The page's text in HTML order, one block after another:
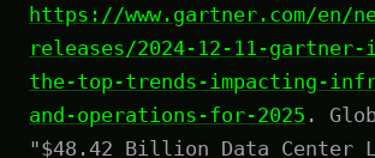
https://www.gartner.com/en/
releases/2024-12-11-
the-top-trends-impacting-
and-operations-for-2025 .
"$48.42 Billion Data Center